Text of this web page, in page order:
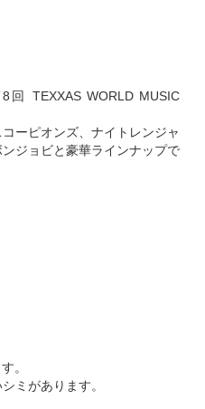
TEXXAS WORLD MUSIC
ーピオンズ、ナイトレンジャ
ジョビと豪華ラインナップで
。
ミがあります。